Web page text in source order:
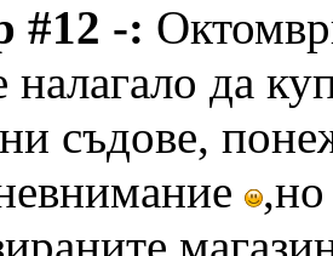
#12 -:
да
съдове,